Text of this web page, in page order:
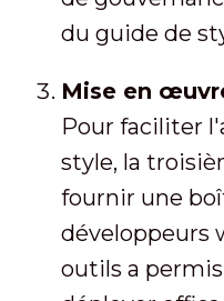
du guide de
Mise en
Pour faciliter
style, la
fournir une
développeurs
outils a